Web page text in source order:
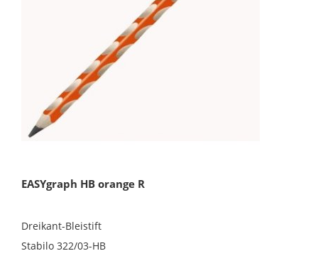
EASYgraph HB orange R
Dreikant-Bleistift
Stabilo 322/03-HB